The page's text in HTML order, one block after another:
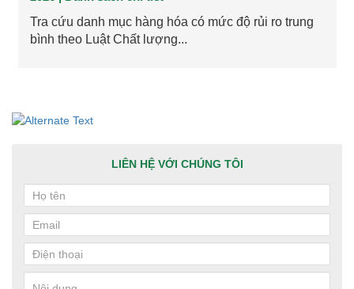
Tra cứu danh mục hàng hóa có mức độ rủi ro trung
bình theo Luật Chất lượng...
LIÊN HỆ VỚI CHÚNG TÔI